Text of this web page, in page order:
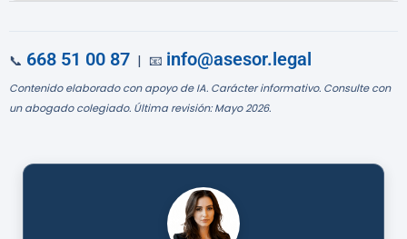
📞 668 51 00 87 | 📧 info@asesor.legal
Contenido elaborado con apoyo de IA. Carácter informativo. Consulte con
un abogado colegiado. Última revisión: Mayo 2026.